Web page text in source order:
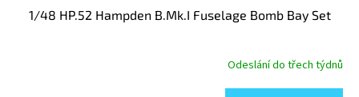
1/48 HP.52 Hampden B.Mk.I Fuselage Bomb Bay Set
Odeslání do třech týdnů